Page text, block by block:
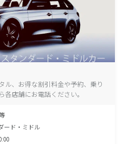
ル、お得な割引料金や予約、乗り
店舗にお電話ください。
ード・ミドル